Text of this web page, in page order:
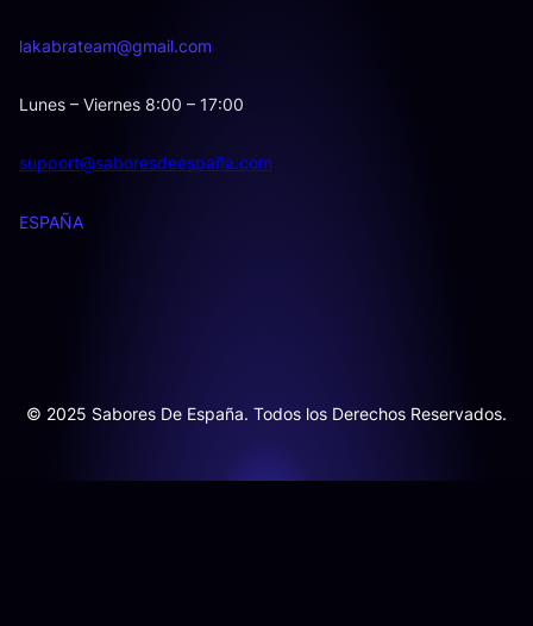
lakabrateam@gmail.com
Lunes – Viernes 8:00 – 17:00
support@saboresdeespaña.com
ESPAÑA
© 2025 Sabores De España. Todos los Derechos Reservados.